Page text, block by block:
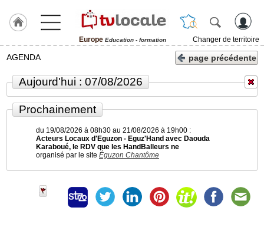
Europe Education - formation
Changer de territoire
J'adhère
ACCUEIL
Europe
RUBRIQUES
AGENDA page précédente
Aujourd'hui : 07/08/2026
Prochainement
du 19/08/2026 à 08h30 au 21/08/2026 à 19h00 :
Acteurs Locaux d'Eguzon - Eguz'Hand avec Daouda
Karaboué, le RDV que les HandBalleurs ne
organisé par le site Éguzon Chantôme